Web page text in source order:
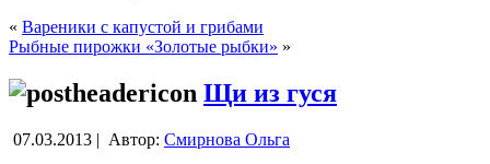
« Вареники с капустой и грибами
Рыбные пирожки «Золотые рыбки» »
Щи из гуся
07.03.2013 | Автор: Смирнова Ольга